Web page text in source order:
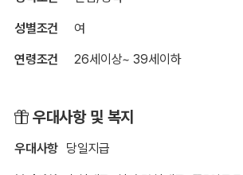
성별조건 여
연령조건 26세이상~ 39세이하
우대사항 및 복지
우대사항 당일지급